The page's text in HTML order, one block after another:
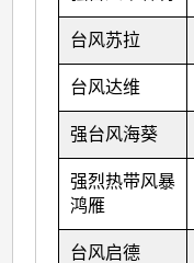
台风苏拉
台风达维
强台风海葵
强烈热带风暴
鸿雁
台风启德